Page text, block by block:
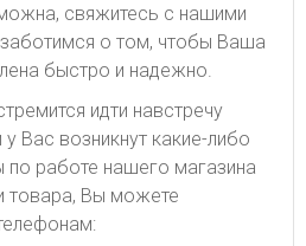
свяжитесь с нашими
о том, чтобы Ваша
быстро и надежно.
идти навстречу
Вас возникнут какие-либо
работе нашего магазина
товара, Вы можете